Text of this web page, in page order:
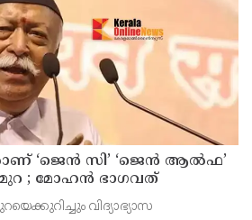
‘ജെൻ സി’ ‘ജെൻ ആൽഫ’
; മോഹൻ ഭാഗവത്
വിദ്യാഭ്യാസ